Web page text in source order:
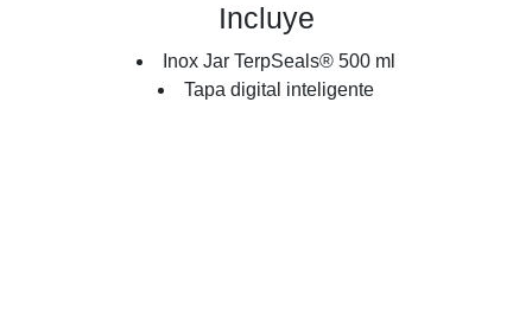
Incluye
Inox Jar TerpSeals® 500 ml
Tapa digital inteligente